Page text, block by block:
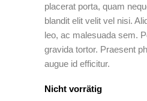
placerat porta, quam
blandit elit velit vel nisi.
leo, ac malesuada sem.
gravida tortor. Praesent
augue id efficitur.
Nicht vorrätig